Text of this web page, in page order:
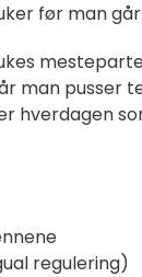
før man
man pusser
hverdagen
regulering)